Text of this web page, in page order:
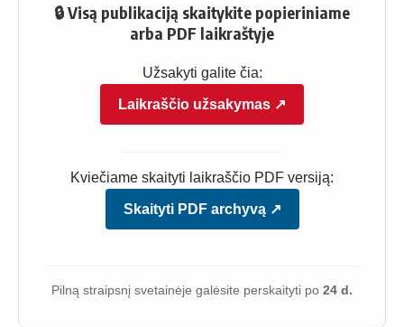
🔒 Visą publikaciją skaitykite popieriniame
arba PDF laikraštyje
Užsakyti galite čia:
Laikraščio užsakymas ↗
Kviečiame skaityti laikraščio PDF versiją:
Skaityti PDF archyvą ↗
Pilną straipsnį svetainėje galėsite perskaityti po 24 d.